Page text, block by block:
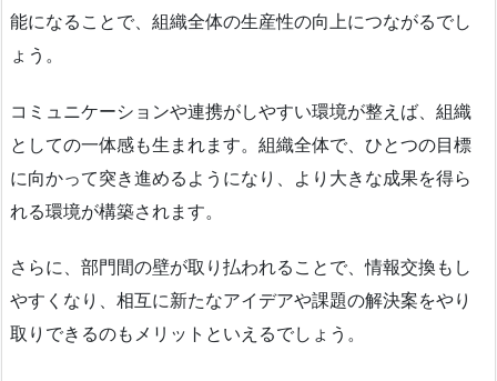
能になることで、組織全体の生産性の向上につながるでし
ょう。
コミュニケーションや連携がしやすい環境が整えば、組織
としての一体感も生まれます。組織全体で、ひとつの目標
に向かって突き進めるようになり、より大きな成果を得ら
れる環境が構築されます。
さらに、部門間の壁が取り払われることで、情報交換もし
やすくなり、相互に新たなアイデアや課題の解決案をやり
取りできるのもメリットといえるでしょう。